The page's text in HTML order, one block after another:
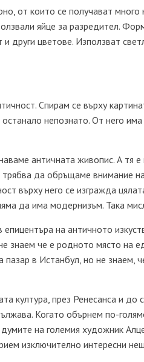
от които се получават много
яйце за разредител.
други цветове. Използват
Спирам се върху
останало непознато. От него
античната живопис. А тя
да обръщаме внимание
върху него се изгражда
да има модернизъм. Така
на античното
знаем че е родното място на
в Истанбул, но не знаем,
култура, през Ренесанса и до
Когато обърнем по-
на големия художник
изключително интересни